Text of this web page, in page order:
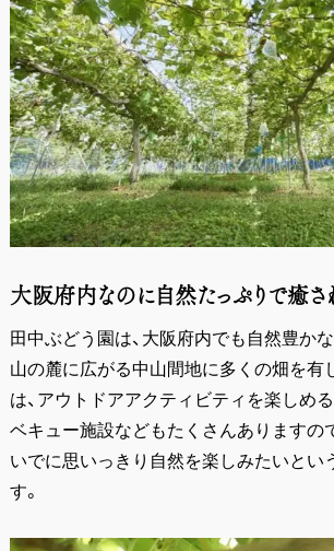
大阪府内なのに自然たっぷりで癒さ
田中ぶどう園は、大阪府内でも自然豊か
山の麓に広がる中山間地に多くの畑を有
は、アウトドアアクティビティを楽しめ
ベキュー施設などもたくさんありますの
いでに思いっきり自然を楽しみたいとい
す。